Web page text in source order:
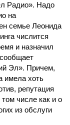
Радио». Надо
на
семье Леонида
числится
и назначил
Эл». Причем,
имела хоть
репутация
числе как и о
из обслуги